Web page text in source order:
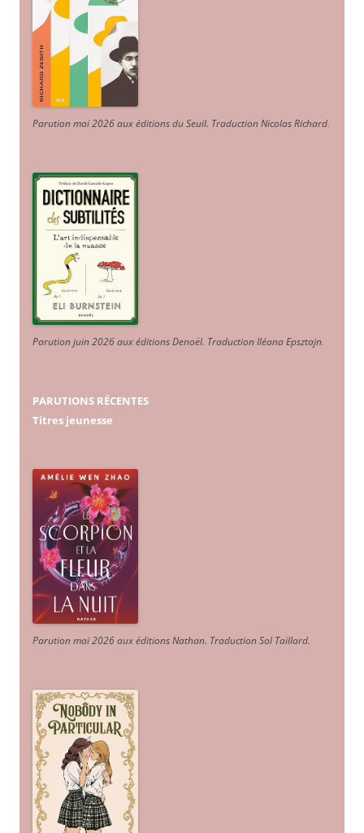
Parution mai 2026 aux éditions du Seuil. Traduction Nicolas Richard.
Parution juin 2026 aux éditions Denoël. Traduction Iléana Epsztajn.
PARUTIONS RÉCENTES
Titres jeunesse
Parution mai 2026 aux éditions Nathan. Traduction Sol Taillard.